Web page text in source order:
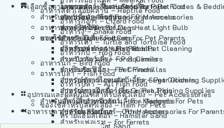
อาหารสัตว์เลี้อยคลาน – Reptile Food
อาหารกิ้งก่า – Lizard Food
อาหารงู – Snake Food
อาหารเต่า – Turtle and Tortoise Food
อาหารกบ – Frog Food
อาหารนก – Bird Food
อาหารปลา – Fish Food
อาหารปลา – All Fish Food
อุปกรณและผลิตภัณฑ์สำหรับสัตว์เลี้ยง – Pet Accessories
ของใช้สำหรับสัตว์เลี้ยง – Item For Pets
ทรายแฮมสเตอร์ – Hamster Sand
ทรายแมว – Cat Sand
อาหารเต่า – Turtle and Tortoise Food
อาหารกบ – Frog Food
อาหารนก – Bird Food
อาหารปลา – Fish Food
อาหารปลา – All Fish Food
โดมนอนและที่นอนสัตว์เลี้ยง – Pet Crates &
ของประดับสำหรับนก – Bird Accessories
หลอดไฟให้ความร้อน – Heat Light Bulb
ของใช้สำหรับผู้เลี้ยง – Items For Pet Parents
ผลิตภัณฑ์ทำความสะอาด – Pet Cleaning
กระเป๋าสัตว์เลี้ยง – Pet Carriers
รถเข็นสัตว์เลี้ยง – Pet Prams
อุปกรณ์ตัดแต่งขนสัตว์เลี้ยง – Pet Grooming
อุปกรณ์การฝึกสัตว์เลี้ยง – Pet Training Supplies
แก็ดเจ็ตสำหรับสัตว์เลี้ยง – Gadgets For Pets
อุปกรณ์เสริมอื่นๆ – Other Accessories For
เลือกซื้อตามหมวดสัตว์เลี้ยง – Shop By Pet
สำหรับสัตว์เลี้ยงลูกด้วยนม – For Mammals
สำหรับสุนัข – For Dogs
สำหรับแมว – For Cats
สำหรับกระต่าย – For Rabbits
สำหรับกระรอก – For Squirrels
สำหรับชินชิล่า – For Chinchillas
สำหรับชูการ์ไกลเดอร์ – For Sugar Gliders
สำหรับหนูแกสบี้ – For Guinea Pigs
สำหรับสัตว์เลี้ยงลูกด้วยนม – For Mammals
สำหรับแฮมสเตอร์ – For Hamsters
สำหรับเฟอเรท – For Ferrets
อาหารปลา – Fish Food